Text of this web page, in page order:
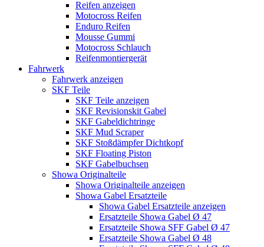
Reifen anzeigen
Motocross Reifen
Enduro Reifen
Mousse Gummi
Motocross Schlauch
Reifenmontiergerät
Fahrwerk
Fahrwerk anzeigen
SKF Teile
SKF Teile anzeigen
SKF Revisionskit Gabel
SKF Gabeldichtringe
SKF Mud Scraper
SKF Stoßdämpfer Dichtkopf
SKF Floating Piston
SKF Gabelbuchsen
Showa Originalteile
Showa Originalteile anzeigen
Showa Gabel Ersatzteile
Showa Gabel Ersatzteile anzeigen
Ersatzteile Showa Gabel Ø 47
Ersatzteile Showa SFF Gabel Ø 47
Ersatzteile Showa Gabel Ø 48